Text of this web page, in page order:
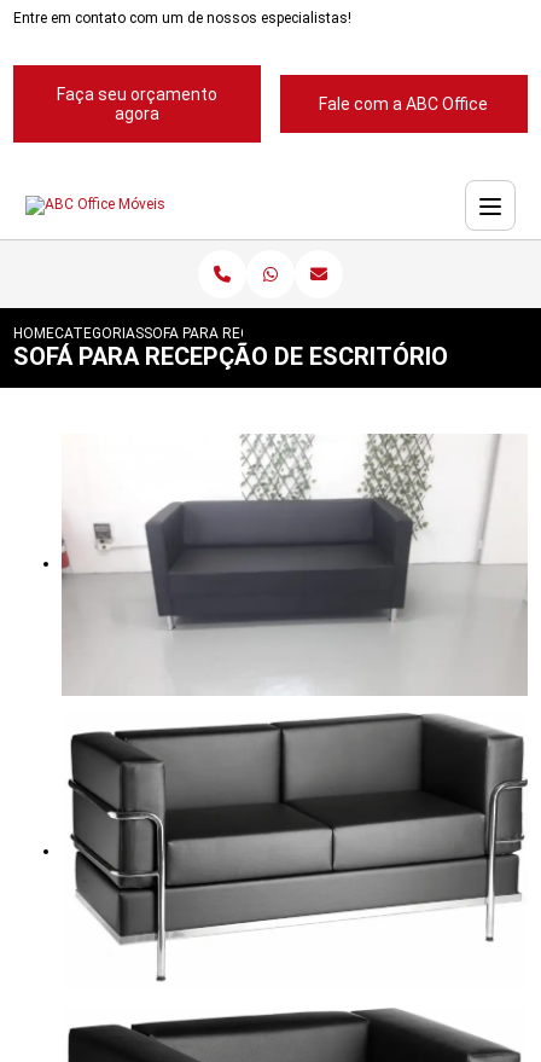
Entre em contato com um de nossos especialistas!
Faça seu orçamento
agora
Fale com a ABC Office
HOMECATEGORIASSOFA PARA RECEPCAO DE ESCRITORIO
SOFÁ PARA RECEPÇÃO DE ESCRITÓRIO